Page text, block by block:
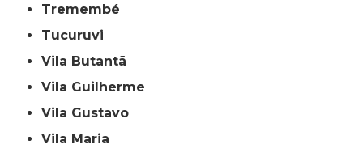
Tremembé
Tucuruvi
Vila Butantã
Vila Guilherme
Vila Gustavo
Vila Maria